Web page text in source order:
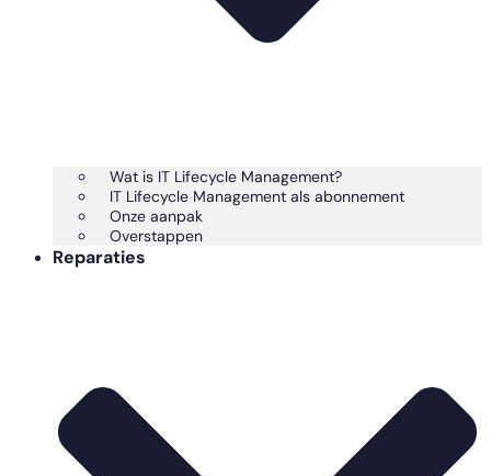
Wat is IT Lifecycle Management?
IT Lifecycle Management als abonnement
Onze aanpak
Overstappen
Reparaties